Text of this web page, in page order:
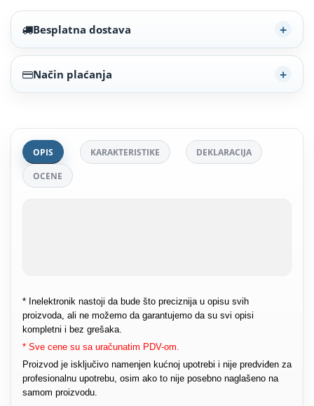
Besplatna dostava
Način plaćanja
OPIS KARAKTERISTIKE DEKLARACIJA
OCENE
* Inelektronik nastoji da bude što preciznija u opisu svih
proizvoda, ali ne možemo da garantujemo da su svi opisi
kompletni i bez grešaka.
* Sve cene su sa uračunatim PDV-om.
Proizvod je isključivo namenjen kućnoj upotrebi i nije predviđen za
profesionalnu upotrebu, osim ako to nije posebno naglašeno na
samom proizvodu.